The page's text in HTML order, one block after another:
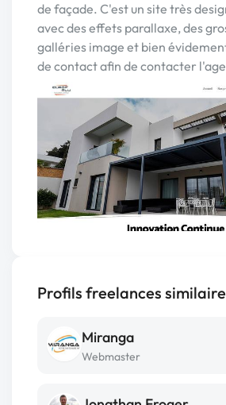
de façade. C'est un site très
avec des effets parallaxe, des
galléries image et bien
de contact afin de contacter
Profils freelances
Miranga
Webmaster